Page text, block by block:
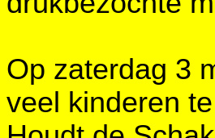
Op zaterdag 3
veel kinderen